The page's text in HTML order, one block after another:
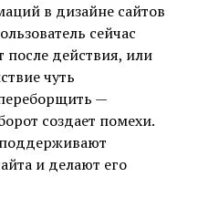
в дизайне сайтов
сейчас
после действия, или
чуть
—
создает помехи.
и делают его